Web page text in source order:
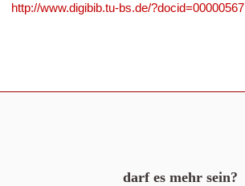
http://www.digibib.tu-bs.de/?docid=00000567
darf es mehr sein?